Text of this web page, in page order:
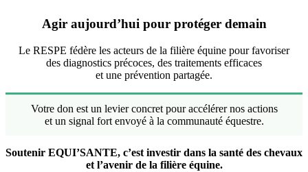
Agir aujourd’hui pour protéger demain
Le RESPE fédère les acteurs de la filière équine pour favoriser
des diagnostics précoces, des traitements efficaces
et une prévention partagée.
Votre don est un levier concret pour accélérer nos actions
et un signal fort envoyé à la communauté équestre.
Soutenir EQUI’SANTE, c’est investir dans la santé des chevaux
et l’avenir de la filière équine.